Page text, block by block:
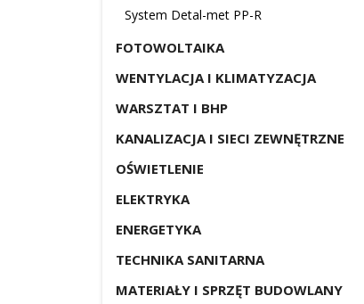
System Detal-met PP-R
FOTOWOLTAIKA
WENTYLACJA I KLIMATYZACJA
WARSZTAT I BHP
KANALIZACJA I SIECI ZEWNĘTRZNE
OŚWIETLENIE
ELEKTRYKA
ENERGETYKA
TECHNIKA SANITARNA
MATERIAŁY I SPRZĘT BUDOWLANY